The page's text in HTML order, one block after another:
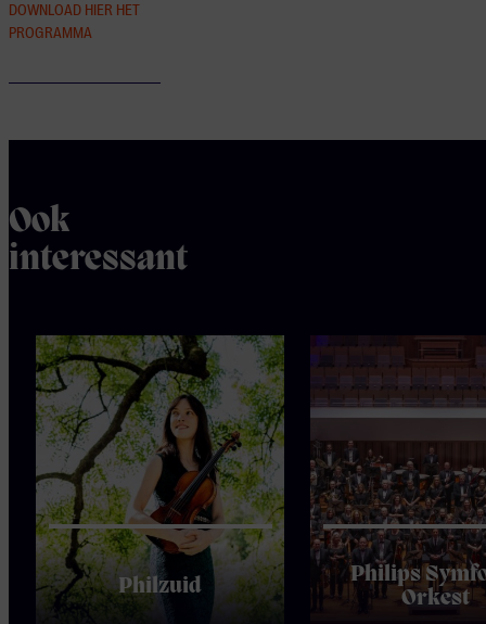
DOWNLOAD HIER HET
PROGRAMMA
Ook
interessant
Philzuid
Philips
Orkest